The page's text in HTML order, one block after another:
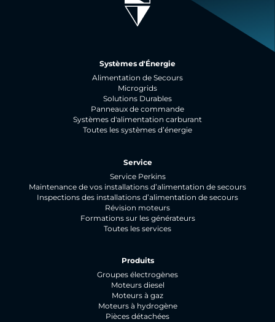
Systèmes d'Énergie
Alimentation de Secours
Microgrids
Solutions Durables
Panneaux de commande
Systèmes d'alimentation carburant
Toutes les systèmes d’énergie
Service
Service Perkins
Maintenance de vos installations d’alimentation de secours
Inspections des installations d’alimentation de secours
Révision moteurs
Formations sur les générateurs
Toutes les services
Produits
Groupes électrogènes
Moteurs diesel
Moteurs à gaz
Moteurs à hydrogène
Pièces détachées